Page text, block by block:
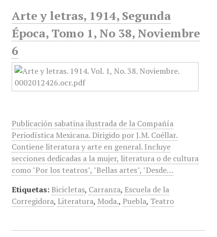
Arte y letras, 1914, Segunda
Época, Tomo 1, No 38, Noviembre
6
Publicación sabatina ilustrada de la Compañía
Periodística Mexicana. Dirigido por J.M. Coéllar.
Contiene literatura y arte en general. Incluye
secciones dedicadas a la mujer, literatura o de cultura
como "Por los teatros", "Bellas artes", "Desde…
Etiquetas: Bicicletas, Carranza, Escuela de la
Corregidora, Literatura, Moda., Puebla, Teatro